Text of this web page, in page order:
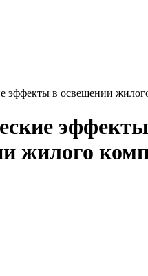
эффекты в освещении
жилого